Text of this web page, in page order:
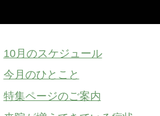
10月のスケジュール
今月のひとこと
特集ページのご案内